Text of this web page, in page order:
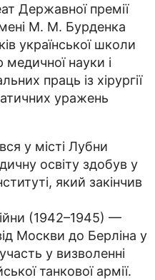
Державної премії
М. М. Бурденка
української школи
медичної науки і
праць із хірургії
уражень
у місті Лубни
освіту здобув у
який закінчив
(1942–1945) —
Москви до Берліна у
у визволенні
танкової армії.